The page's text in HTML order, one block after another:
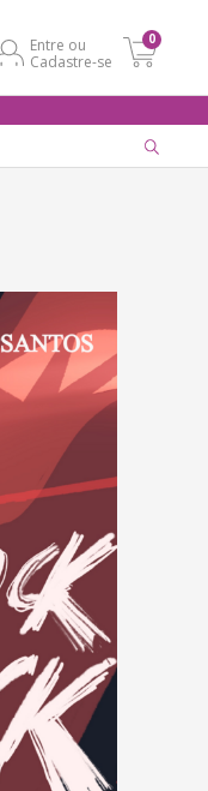
Entre ou
Cadastre-se
0